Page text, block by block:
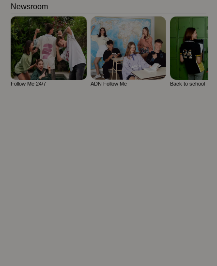
Newsroom
Follow Me 24/7 ADN Follow Me Back to school